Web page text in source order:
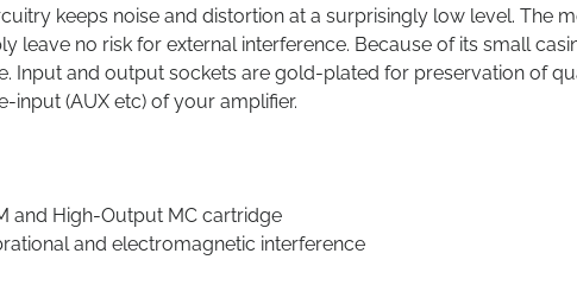
keeps noise and distortion at a surprisingly low level. The
leave no risk for external interference. Because of its small
Input and output sockets are gold-plated for preservation of
input (AUX etc) of your amplifier.
and High-Output MC cartridge
and electromagnetic interference